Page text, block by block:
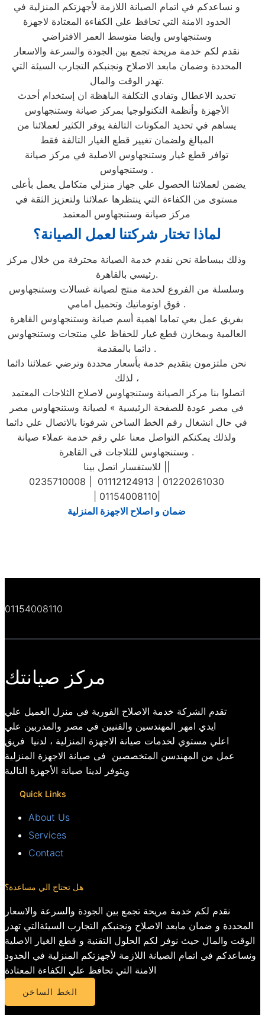
و نساعدكم في اتمام الصيانة اللازمة لأجهزتكم المنزلية في
الحدود الامنة التي تحافظ علي الكفاءة المعتادة لاجهزة
وستنجهاوس وايضا متوسط العمر الافتراضي
نقدم لكم خدمة مريحة تجمع بين الجودة والسرعة والاسعار
المحددة وضمان مابعد الاصلاح ونجنبكم التجارب السيئة التي
تهدر الوقت والمال.
تحديد الاعطال وتفادي التكلفة الباهظة ان إستخدام أحدث
الأجهزة وأنظمة التكنولوجيا بمركز صيانة وستنجهاوس
يساهم في تحديد المكونات التالفة يوفر الكثير لعملائنا من
المبالغ ولضمان تغيير قطع الغيار التالفة فقط
توافر قطع غيار وستنجهاوس الاصلية في مركز صيانة
وستنجهاوس .
مستوى من الكفاءة التي ينتظرها عملائنا ولتعزيز الثقة في
مركز صيانة وستنجهاوس المعتمد
لماذا تختار شركتنا لعمل الصيانة؟
وذلك ببساطة نحن نقدم خدمة الصيانة محترفة من خلال مركز
رئيسي بالقاهرة.
وسلسلة من الفروع لخدمة منتج لصيانة غسالات وستنجهاوس
فوق اوتوماتيك وتحميل امامي .
بفريق عمل يعي تماما اهمية أسم صيانة وستنجهاوس القاهرة
العالمية وبمخازن قطع غيار للحفاظ علي منتجات وستنجهاوس
دائما بالمقدمة .
نحن ملتزمون بتقديم خدمة بأسعار محددة وترضي عملائنا دائما
لذلك ،
في مصر عودة للصفحة الرئيسية » لصيانة وستنجهاوس مصر
في حال انشغال رقم الخط الساخن شرفونا بالاتصال علي دائما
ولذلك يمكنكم التواصل معنا علي رقم خدمة عملاء صيانة
وستنجهاوس للثلاجات فى القاهرة .
0235710008 | 01112124913 | 01220261030
| 01154008110|
ضمان و اصلاح الاجهزة المنزلية
01154008110
مركز صيانتك
تقدم الشركة خدمة الاصلاح الفورية في منزل العميل علي
ايدي امهر المهندسين والفنيين في مصر والمدربين علي
اعلي مستوي لخدمات صيانة الاجهزة المنزلية ، لدنيا فريق
عمل من المهندسن المتخصصين فى صيانة الاجهزة المنزلية
ويتوفر لدينا صيانة الأجهزة التالية
Quick Links
About Us
Services
Contact
هل تحتاج الي مساعدة؟
نقدم لكم خدمة مريحة تجمع بين الجودة والسرعة والاسعار
المحددة و ضمان مابعد الاصلاح ونجنبكم التجارب السيئةالتي تهدر
الوقت والمال حيث نوفر لكم الحلول التقنية و قطع الغيار الاصلية
ونساعدكم في اتمام الصيانة اللازمة لأجهزتكم المنزلية في الحدود
الامنة التي تحافظ علي الكفاءة المعتادة
الخط الساخن